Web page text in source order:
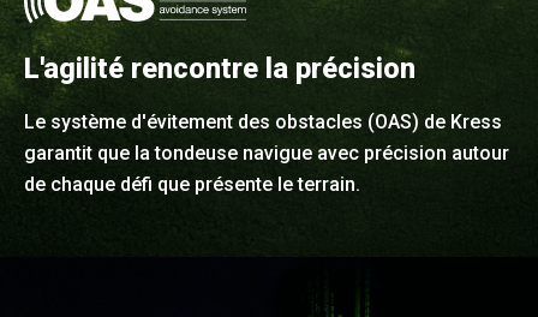
L'agilité rencontre la précision
Le système d'évitement des obstacles (OAS) de Kress
garantit que la tondeuse navigue avec précision autour
de chaque défi que présente le terrain.